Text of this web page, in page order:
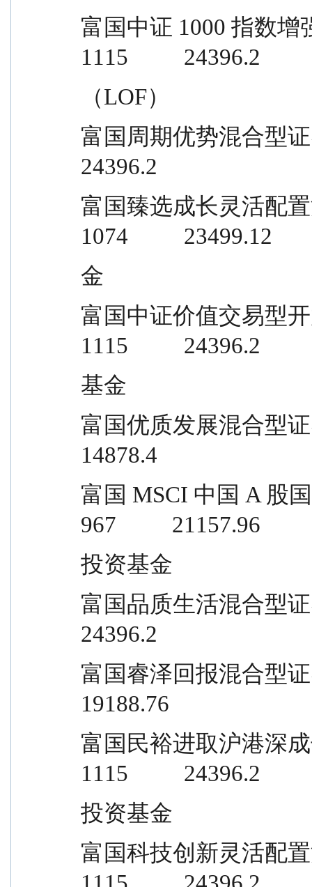
富国中证 1000 指数增
1115          24396.2
（LOF）
富国周期优势混合型
24396.2
富国臻选成长灵活配
1074          23499.12
金
富国中证价值交易型
1115          24396.2
基金
富国优质发展混合型证
14878.4
富国 MSCI 中国 A 股
967          21157.96
投资基金
富国品质生活混合型
24396.2
富国睿泽回报混合型证
19188.76
富国民裕进取沪港深
1115          24396.2
投资基金
富国科技创新灵活配